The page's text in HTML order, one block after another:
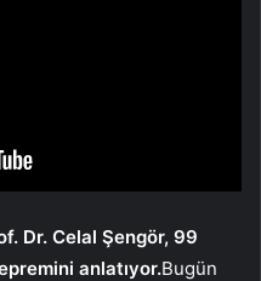
Dr. Celal Şengör, 99
anlatıyor.Bugün